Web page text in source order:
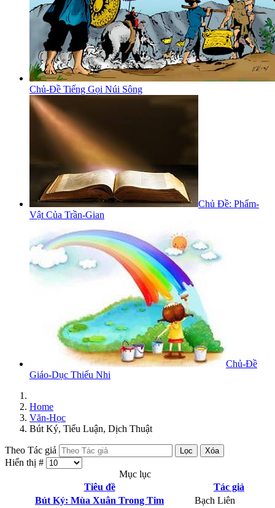
Chủ-Đề Tiếng Gọi Núi Sông
Chủ Đề: Phẩm-
Vật Của Trần-Gian
Chủ-Đề
Giáo-Dục Thiếu Nhi
Home
Văn-Học
Bút Ký, Tiểu Luận, Dịch Thuật
Theo Tác giả Lọc Xóa
Hiển thị #
Mục lục
Tiêu đề
Tác giả
Bút Ký: Mùa Xuân Trong Tim
Bạch Liên